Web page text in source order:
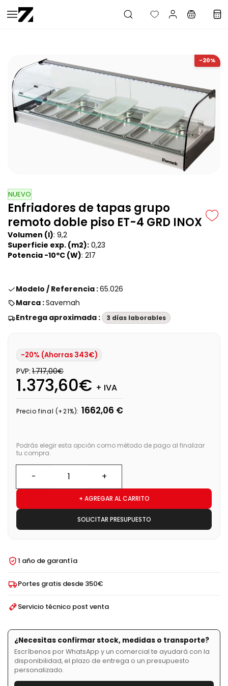
Saltar al
contenido
-20%
NUEVO
Enfriadores de tapas grupo
remoto doble piso ET-4 GRD INOX
Volumen (l): 9,2
Superficie exp. (m2): 0,23
Potencia -10ºC (W): 217
Modelo / Referencia :65.026
Marca :Savemah
Entrega aproximada :
3 días laborables
-20% (Ahorras 343€)
PVP: 1.717,00€
1.373,60€ + IVA
Precio final (+21%): 1662,06 €
Podrás elegir esta opción como método de pago al finalizar
tu compra.
+ AGREGAR AL CARRITO
SOLICITAR PRESUPUESTO
1 año de garantía
Portes gratis desde 350€
Servicio técnico post venta
¿Necesitas confirmar stock, medidas o transporte?
Escríbenos por WhatsApp y un comercial te ayudará con la
disponibilidad, el plazo de entrega o un presupuesto
personalizado.